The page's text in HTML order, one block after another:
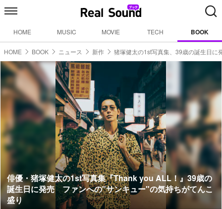
HOME MUSIC MOVIE TECH BOOK
HOME BOOK ニュース 新作 猪塚健太の1st写真集、39歳の誕生日に
俳優・猪塚健太の1st写真集『Thank you ALL！』39歳の
誕生日に発売 ファンへの"サンキュー"の気持ちがてんこ
盛り